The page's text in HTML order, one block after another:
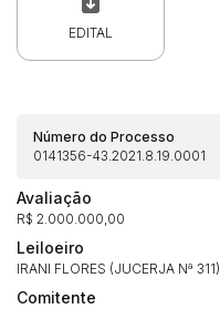
EDITAL
Número do Processo
0141356-43.2021.8.19.0001
Avaliação
R$ 2.000.000,00
Leiloeiro
IRANI FLORES (JUCERJA Nª 311)
Comitente